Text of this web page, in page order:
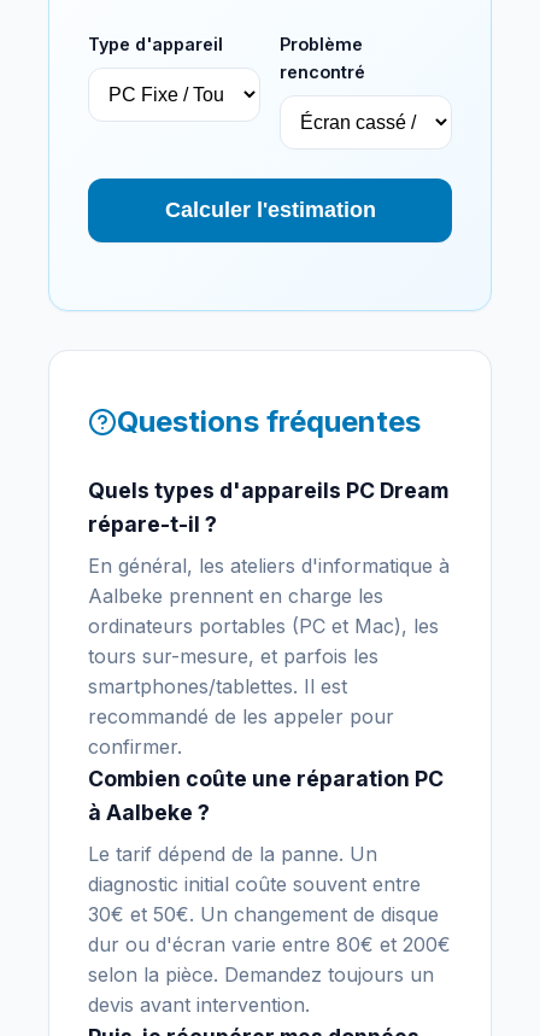
Type d'appareil
Problème
rencontré
Calculer l'estimation
Questions fréquentes
Quels types d'appareils PC Dream
répare-t-il ?
En général, les ateliers d'informatique à
Aalbeke prennent en charge les
ordinateurs portables (PC et Mac), les
tours sur-mesure, et parfois les
smartphones/tablettes. Il est
recommandé de les appeler pour
confirmer.
Combien coûte une réparation PC
à Aalbeke ?
Le tarif dépend de la panne. Un
diagnostic initial coûte souvent entre
30€ et 50€. Un changement de disque
dur ou d'écran varie entre 80€ et 200€
selon la pièce. Demandez toujours un
devis avant intervention.